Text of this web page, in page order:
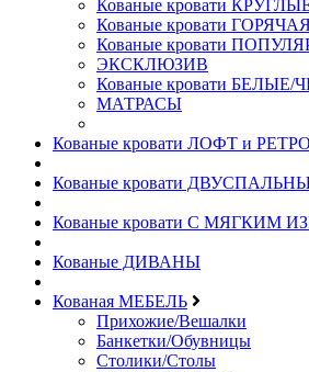
Кованые кровати
Кованые кровати
Кованые кровати
ЭКСКЛЮЗИВ
Кованые кровати
МАТРАСЫ
Кованые кровати ЛОФТ и РЕТРО
Кованые кровати
Кованые кровати С МЯГКИМ
Кованые ДИВАНЫ
Кованая МЕБЕЛЬ
Прихожие/Вешалки
Банкетки/Обувницы
Столики/Столы